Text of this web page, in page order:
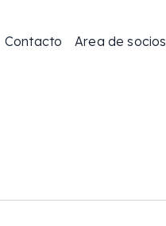
Contacto Area de socios